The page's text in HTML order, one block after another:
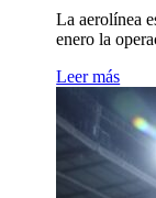
La aerolínea
enero la
Leer más